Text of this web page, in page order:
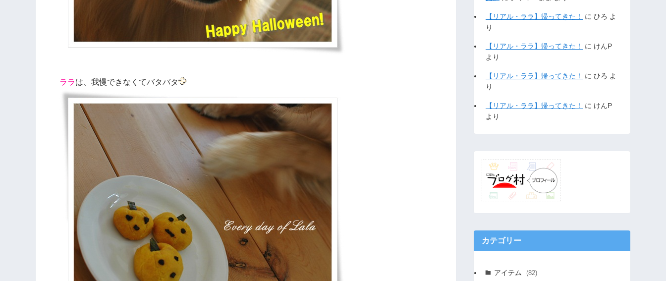
ララは、我慢できなくてバタバタ
【リアル・ララ】帰ってきた！ に ひろ よ
り
【リアル・ララ】帰ってきた！ に けんP
より
【リアル・ララ】帰ってきた！ に ひろ よ
り
【リアル・ララ】帰ってきた！ に けんP
より
カテゴリー
アイテム (82)